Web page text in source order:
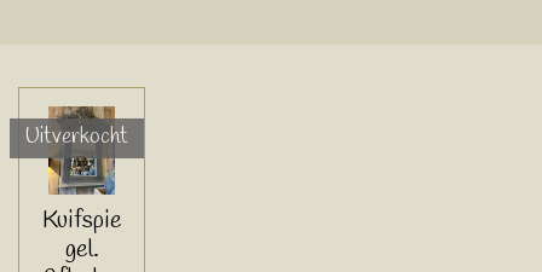
Uitverkocht
Kuifspie
gel.